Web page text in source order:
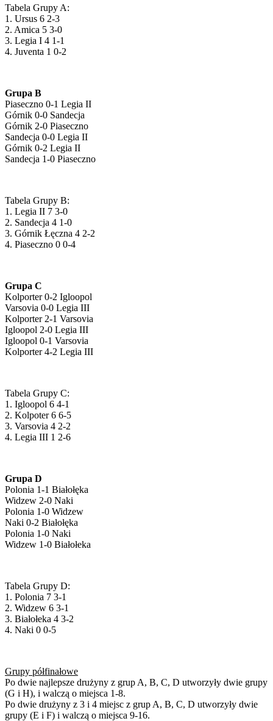
Tabela Grupy A:
1. Ursus 6 2-3
2. Amica 5 3-0
3. Legia I 4 1-1
4. Juventa 1 0-2
Grupa B
Piaseczno 0-1 Legia II
Górnik 0-0 Sandecja
Górnik 2-0 Piaseczno
Sandecja 0-0 Legia II
Górnik 0-2 Legia II
Sandecja 1-0 Piaseczno
Tabela Grupy B:
1. Legia II 7 3-0
2. Sandecja 4 1-0
3. Górnik Łęczna 4 2-2
4. Piaseczno 0 0-4
Grupa C
Kolporter 0-2 Igloopol
Varsovia 0-0 Legia III
Kolporter 2-1 Varsovia
Igloopol 2-0 Legia III
Igloopol 0-1 Varsovia
Kolporter 4-2 Legia III
Tabela Grupy C:
1. Igloopol 6 4-1
2. Kolpoter 6 6-5
3. Varsovia 4 2-2
4. Legia III 1 2-6
Grupa D
Polonia 1-1 Białołęka
Widzew 2-0 Naki
Polonia 1-0 Widzew
Naki 0-2 Białołęka
Polonia 1-0 Naki
Widzew 1-0 Białołeka
Tabela Grupy D:
1. Polonia 7 3-1
2. Widzew 6 3-1
3. Białołeka 4 3-2
4. Naki 0 0-5
Grupy półfinałowe
Po dwie najlepsze drużyny z grup A, B, C, D utworzyły dwie grupy
(G i H), i walczą o miejsca 1-8.
Po dwie drużyny z 3 i 4 miejsc z grup A, B, C, D utworzyły dwie
grupy (E i F) i walczą o miejsca 9-16.